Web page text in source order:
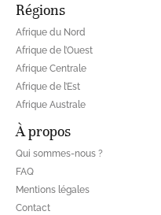
Régions
Afrique du Nord
Afrique de l’Ouest
Afrique Centrale
Afrique de l’Est
Afrique Australe
À propos
Qui sommes-nous ?
FAQ
Mentions légales
Contact